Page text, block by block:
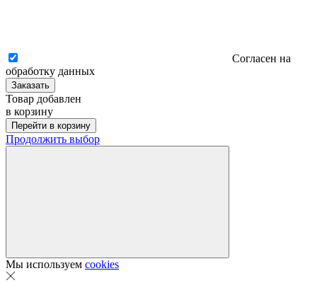
Согласен на
обработку данных
Заказать
Товар добавлен
в корзину
Перейти в корзину
Продолжить выбор
Мы используем cookies